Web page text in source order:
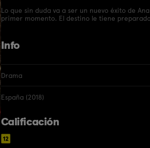
Lo que sin duda va a ser un nuevo éxito de
primer momento. El destino le tiene
Info
Drama
España (2018)
Calificación